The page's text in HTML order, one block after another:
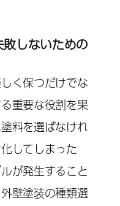
しないための
く保つだけでな
重要な役割を果
料を選ばなけれ
してしまった
が発生すること
壁塗装の種類選